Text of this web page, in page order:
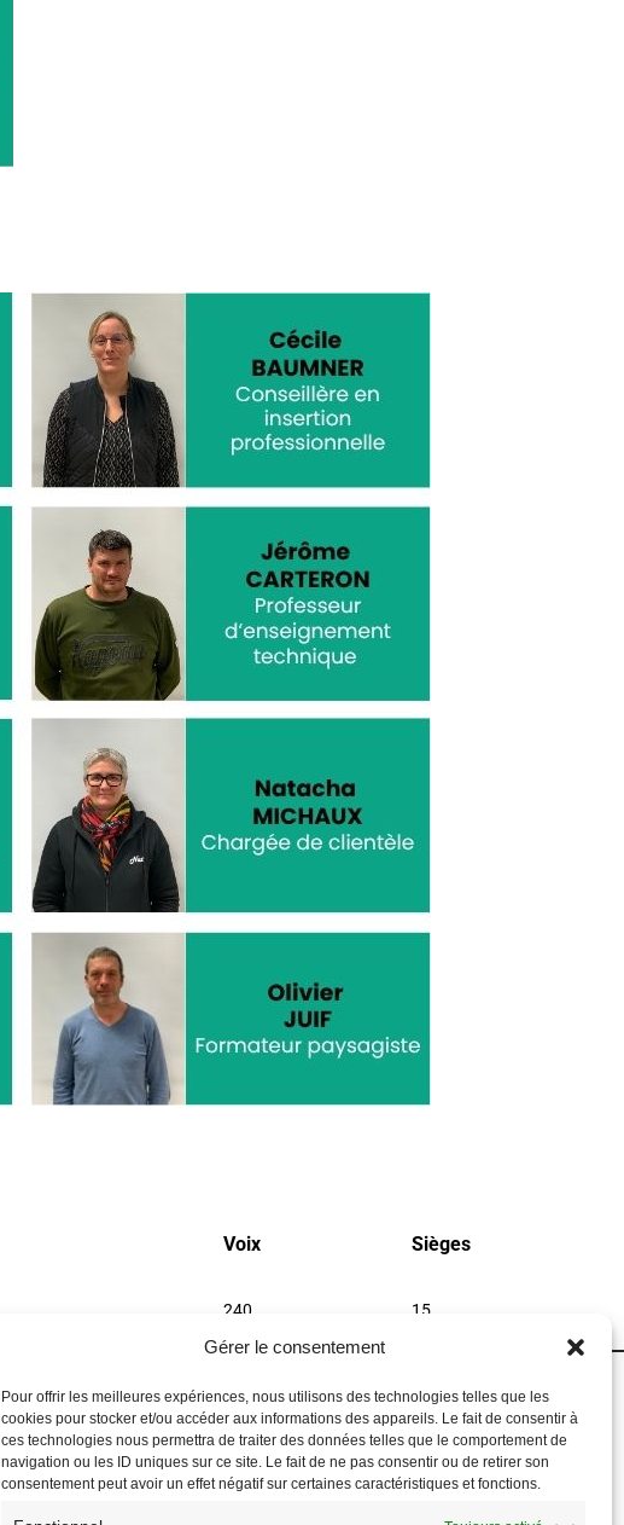
Gérer le consentement
Pour offrir les meilleures expériences, nous utilisons des technologies telles que les
cookies pour stocker et/ou accéder aux informations des appareils. Le fait de consentir à
ces technologies nous permettra de traiter des données telles que le comportement de
navigation ou les ID uniques sur ce site. Le fait de ne pas consentir ou de retirer son
consentement peut avoir un effet négatif sur certaines caractéristiques et fonctions.
Voix Sièges
240 15